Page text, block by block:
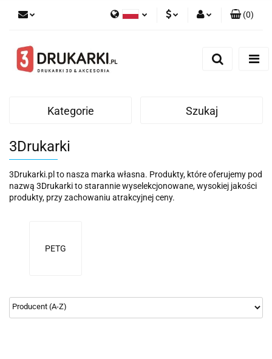
English
(0)
Kategorie Szukaj
3Drukarki
3Drukarki.pl to nasza marka własna. Produkty, które oferujemy pod
nazwą 3Drukarki to starannie wyselekcjonowane, wysokiej jakości
produkty, przy zachowaniu atrakcyjnej ceny.
PETG